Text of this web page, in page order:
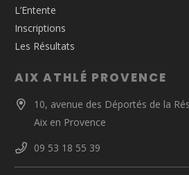
L’Entente
Inscriptions
Les Résultats
AIX ATHLÉ PROVENCE
10, avenue des Déportés de la
Aix en Provence
09 53 18 55 39